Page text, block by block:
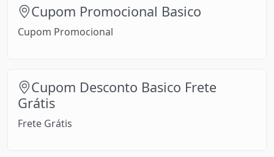
Cupom Promocional Basico
Cupom Promocional
Cupom Desconto Basico Frete
Grátis
Frete Grátis